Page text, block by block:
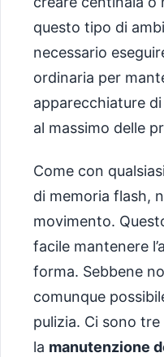
questo tipo di
necessario
ordinaria per
apparecchiature
al massimo delle
Come con
di memoria flash,
movimento.
facile mantenere
forma. Sebbene
comunque
pulizia. Ci sono
la manutenzione